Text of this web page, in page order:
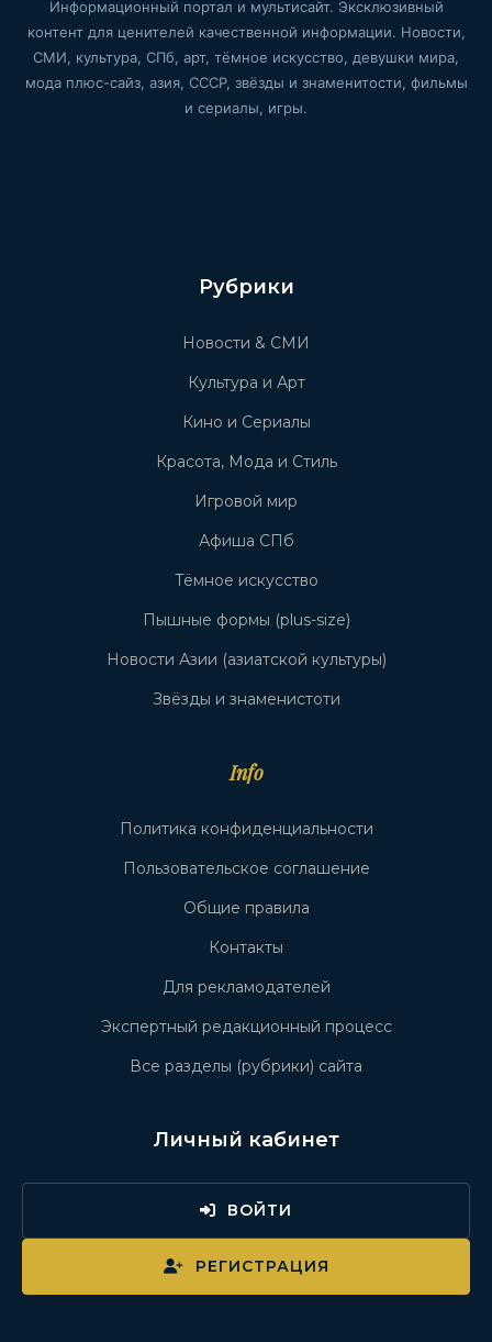
Информационный портал и мультисайт. Эксклюзивный
контент для ценителей качественной информации. Новости,
СМИ, культура, СПб, арт, тёмное искусство, девушки мира,
мода плюс-сайз, азия, СССР, звёзды и знаменитости, фильмы
и сериалы, игры.
Рубрики
Новости & СМИ
Культура и Арт
Кино и Сериалы
Красота, Мода и Стиль
Игровой мир
Афиша СПб
Тёмное искусство
Пышные формы (plus-size)
Новости Азии (азиатской культуры)
Звёзды и знаменистоти
Info
Политика конфиденциальности
Пользовательское соглашение
Общие правила
Контакты
Для рекламодателей
Экспертный редакционный процесс
Все разделы (рубрики) сайта
Личный кабинет
ВОЙТИ
РЕГИСТРАЦИЯ